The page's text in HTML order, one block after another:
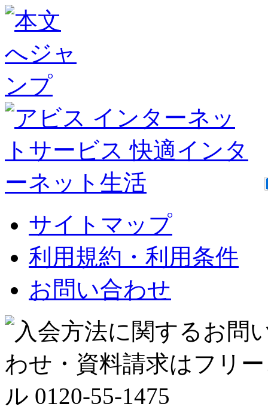
サイトマップ
利用規約・利用条件
お問い合わせ